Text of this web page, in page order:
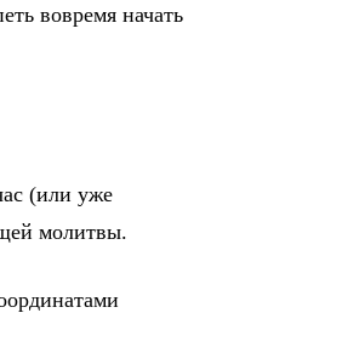
вовремя начать
(или уже
молитвы.